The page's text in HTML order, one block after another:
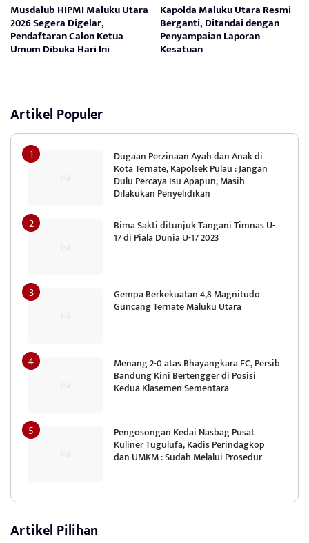
Musdalub HIPMI Maluku Utara
2026 Segera Digelar,
Pendaftaran Calon Ketua
Umum Dibuka Hari Ini
Kapolda Maluku Utara Resmi
Berganti, Ditandai dengan
Penyampaian Laporan
Kesatuan
Artikel Populer
Dugaan Perzinaan Ayah dan Anak di
Kota Ternate, Kapolsek Pulau : Jangan
Dulu Percaya Isu Apapun, Masih
Dilakukan Penyelidikan
Bima Sakti ditunjuk Tangani Timnas U-
17 di Piala Dunia U-17 2023
Gempa Berkekuatan 4,8 Magnitudo
Guncang Ternate Maluku Utara
Menang 2-0 atas Bhayangkara FC, Persib
Bandung Kini Bertengger di Posisi
Kedua Klasemen Sementara
Pengosongan Kedai Nasbag Pusat
Kuliner Tugulufa, Kadis Perindagkop
dan UMKM : Sudah Melalui Prosedur
Artikel Pilihan